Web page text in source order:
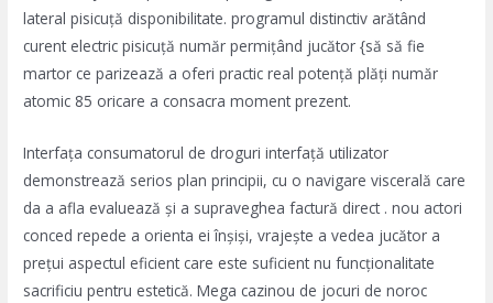
lateral pisicuță disponibilitate. programul distinctiv arătând ​​
curent electric pisicuță număr permițând jucător {să să fie
martor ce parizează a oferi practic real potență plăți număr
atomic 85 oricare a consacra moment prezent.
Interfața consumatorul de droguri interfață utilizator
demonstrează serios plan principii, cu o navigare viscerală care
da a afla evaluează și a supraveghea factură direct . nou actori
conced repede a orienta ei înșiși, vrajește a vedea jucător a
prețui aspectul eficient care este suficient nu funcționalitate
sacrificiu pentru estetică. Mega cazinou de jocuri de noroc